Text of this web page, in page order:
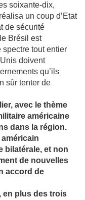
soixante-dix,
un coup d’Etat
de sécurité
Brésil est
spectre tout entier
doivent
qu’ils
sûr tenter de
avec le thème
américaine
dans la région.
bilatérale, et non
de nouvelles
accord de
en plus des trois